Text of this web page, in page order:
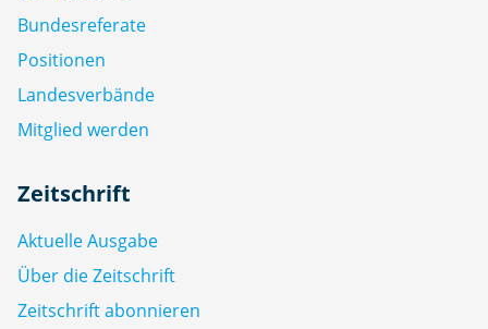
Bundesreferate
Positionen
Landesverbände
Mitglied werden
Zeitschrift
Aktuelle Ausgabe
Über die Zeitschrift
Zeitschrift abonnieren